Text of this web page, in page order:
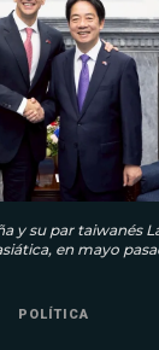
y su par taiwanés
en mayo
POLÍTICA